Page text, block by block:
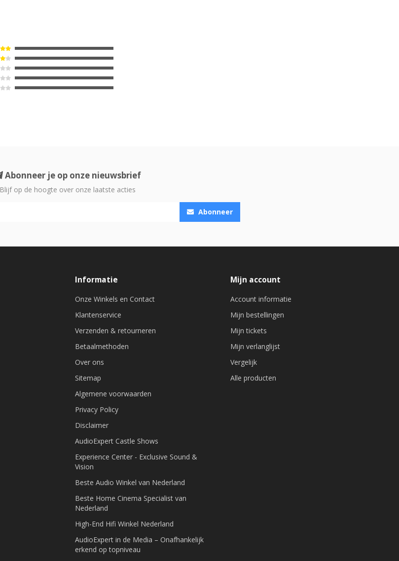
Abonneer je op onze nieuwsbrief
Blijf op de hoogte over onze laatste acties
Abonneer
Informatie
Onze Winkels en Contact
Klantenservice
Verzenden & retourneren
Betaalmethoden
Over ons
Sitemap
Algemene voorwaarden
Privacy Policy
Disclaimer
AudioExpert Castle Shows
Experience Center - Exclusive Sound &
Vision
Beste Audio Winkel van Nederland
Beste Home Cinema Specialist van
Nederland
High-End Hifi Winkel Nederland
AudioExpert in de Media – Onafhankelijk
erkend op topniveau
Mijn account
Account informatie
Mijn bestellingen
Mijn tickets
Mijn verlanglijst
Vergelijk
Alle producten